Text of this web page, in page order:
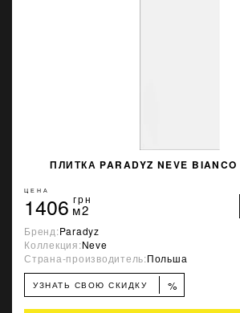
ПЛИТКА PARADYZ NEVE BIANCO
ЦЕНА
1406 грн
м2
Бренд:Paradyz
Коллекция:Neve
Страна-производитель:Польша
УЗНАТЬ СВОЮ СКИДКУ %